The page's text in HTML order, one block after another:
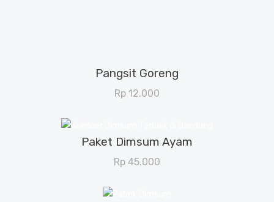
View Details
Pangsit Goreng
Rp 12.000
Paket Dimsum Ayam
Rp 45.000